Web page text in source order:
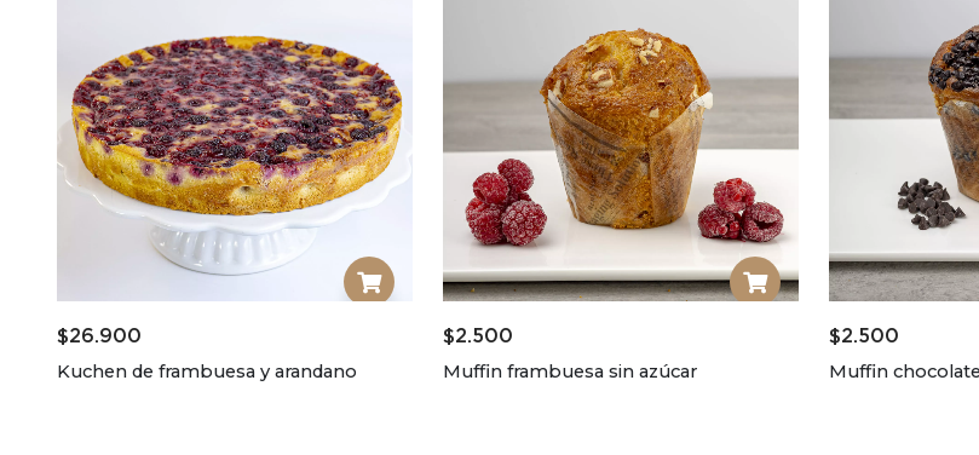
$26.900
Kuchen de frambuesa y arandano
$2.500
Muffin frambuesa sin azúcar
$2.500
Muffin